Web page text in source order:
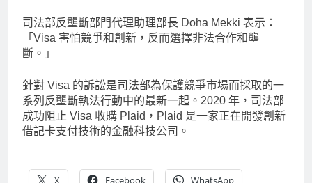
司法部反壟斷部門代理助理部長 Doha Mekki 表示：
「Visa 害怕競爭和創新，反而選擇非法合作和壟
斷。」
針對 Visa 的訴訟是司法部為保護競爭市場而採取的一
系列反壟斷執法行動中的最新一起。2020 年，司法部
成功阻止 Visa 收購 Plaid，Plaid 是一家正在開發創新
借記卡支付技術的金融科技公司。
X Facebook WhatsApp